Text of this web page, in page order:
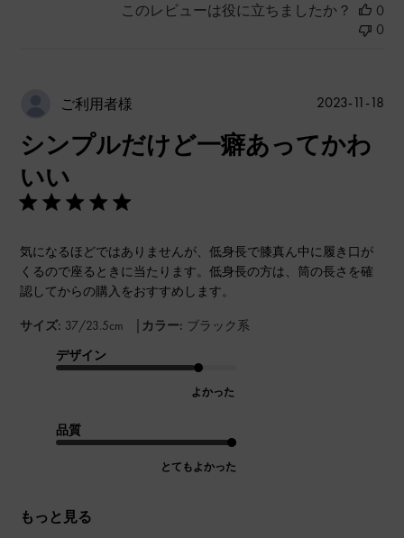
このレビューは役に立ちましたか？
0
0
ご利用者様
シンプルだけど一癖あってかわ
いい
気になるほどではありませんが、低身長で膝真ん中に履き口が
くるので座るときに当たります。低身長の方は、筒の長さを確
認してからの購入をおすすめします。
サイズ: 37/23.5cm | カラー: ブラック系
デザイン
よかった
品質
とてもよかった
もっと見る
公
2023-11-18